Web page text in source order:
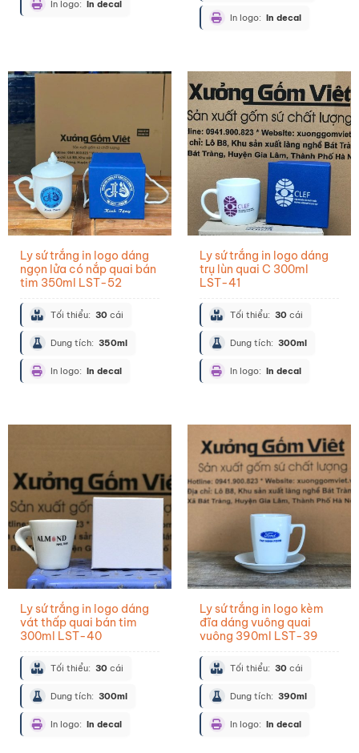
In logo: In decal
In logo: In decal
Ly sứ trắng in logo dáng
ngọn lửa có nắp quai bán
tim 350ml LST-52
Tối thiểu: 30cái
Dung tích: 350ml
In logo: In decal
Ly sứ trắng in logo dáng
trụ lùn quai C 300ml
LST-41
Tối thiểu: 30cái
Dung tích: 300ml
In logo: In decal
Ly sứ trắng in logo dáng
vát thấp quai bán tim
300ml LST-40
Tối thiểu: 30cái
Dung tích: 300ml
In logo: In decal
Ly sứ trắng in logo kèm
đĩa dáng vuông quai
vuông 390ml LST-39
Tối thiểu: 30cái
Dung tích: 390ml
In logo: In decal